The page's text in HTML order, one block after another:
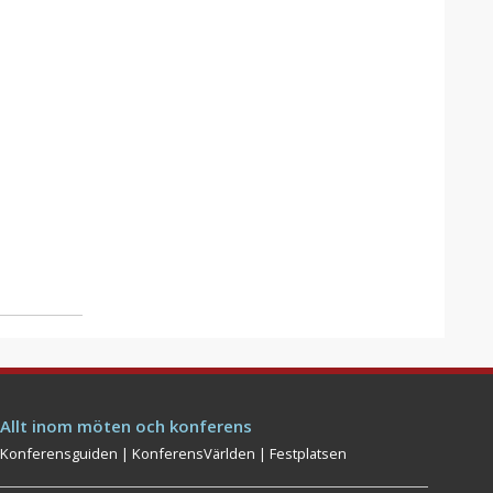
Allt inom möten och konferens
Konferensguiden |KonferensVärlden |Festplatsen